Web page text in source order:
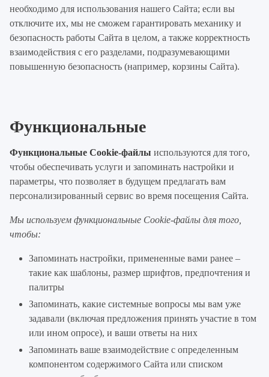
необходимо для использования нашего Сайта; если вы
отключите их, мы не сможем гарантировать механику и
безопасность работы Сайта в целом, а также корректность
взаимодействия с его разделами, подразумевающими
повышенную безопасность (например, корзины Сайта).
Функциональные
Функциональные Cookie-файлы используются для того,
чтобы обеспечивать услуги и запоминать настройки и
параметры, что позволяет в будущем предлагать вам
персонализированный сервис во время посещения Сайта.
Мы используем функциональные Cookie-файлы для того,
чтобы:
Запоминать настройки, примененные вами ранее –
такие как шаблоны, размер шрифтов, предпочтения и
палитры
Запоминать, какие системные вопросы мы вам уже
задавали (включая предложения принять участие в том
или ином опросе), и ваши ответы на них
Запоминать ваше взаимодействие с определенным
компонентом содержимого Сайта или списком